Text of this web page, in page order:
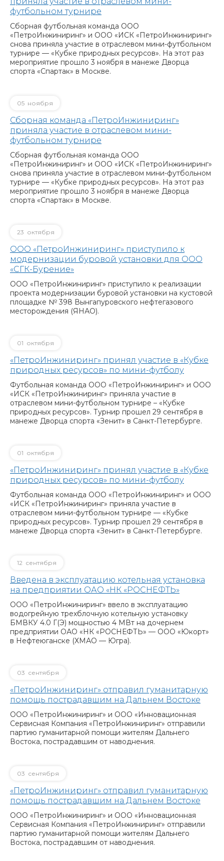
футбольном турнире
Сборная футбольная команда ООО
«ПетроИнжиниринг» и ООО «ИСК «ПетроИнжиниринг»
снова приняла участие в отраслевом мини-футбольном
турнире — «Кубке природных ресурсов». На этот раз
мероприятие прошло 3 ноября в манеже Дворца
спорта «Спартак» в Москве.
05 ноября
Сборная команда «ПетроИнжиниринг»
приняла участие в отраслевом мини-
футбольном турнире
Сборная футбольная команда ООО
«ПетроИнжиниринг» и ООО «ИСК «ПетроИнжиниринг»
снова приняла участие в отраслевом мини-футбольном
турнире — «Кубке природных ресурсов». На этот раз
мероприятие прошло 3 ноября в манеже Дворца
спорта «Спартак» в Москве.
23 октября
ООО «ПетроИнжиниринг» приступило к
модернизации буровой установки для ООО
«СГК-Бурение»
ООО «ПетроИнжиниринг» приступило к реализации
проекта модернизации буровой установки на кустовой
площадке № 398 Вынгапуровского нефтегазового
месторождения (ЯНАО).
01 октября
«ПетроИнжиниринг» принял участие в «Кубке
природных ресурсов» по мини-футболу
Футбольная команда ООО «ПетроИнжиниринг» и ООО
«ИСК «ПетроИнжиниринг» приняла участие в
отраслевом мини-футбольном турнире – «Кубке
природных ресурсов». Турнир прошел 29 сентября в
манеже Дворца спорта «Зенит» в Санкт-Петербурге.
01 октября
«ПетроИнжиниринг» принял участие в «Кубке
природных ресурсов» по мини-футболу
Футбольная команда ООО «ПетроИнжиниринг» и ООО
«ИСК «ПетроИнжиниринг» приняла участие в
отраслевом мини-футбольном турнире — «Кубке
природных ресурсов». Турнир прошел 29 сентября в
манеже Дворца спорта «Зенит» в Санкт-Петербурге.
12 сентября
Введена в эксплуатацию котельная установка
на предприятии ОАО «НК «РОСНЕФТЬ»
ООО «ПетроИнжиниринг» ввело в эксплуатацию
водогрейную трехблочную котельную установку
БМВКУ 4.0 Г(Э) мощностью 4 МВт на дочернем
предприятии ОАО «НК «РОСНЕФТЬ» — ООО «Юкорт»
в Нефтеюганске (ХМАО — Югра).
03 сентября
«ПетроИнжиниринг» отправил гуманитарную
помощь пострадавшим на Дальнем Востоке
ООО «ПетроИнжиниринг» и ООО «Инновационная
Сервисная Компания «ПетроИнжиниринг» отправили
партию гуманитарной помощи жителям Дальнего
Востока, пострадавшим от наводнения.
03 сентября
«ПетроИнжиниринг» отправил гуманитарную
помощь пострадавшим на Дальнем Востоке
ООО «ПетроИнжиниринг» и ООО «Инновационная
Сервисная Компания «ПетроИнжиниринг» отправили
партию гуманитарной помощи жителям Дальнего
Востока, пострадавшим от наводнения.